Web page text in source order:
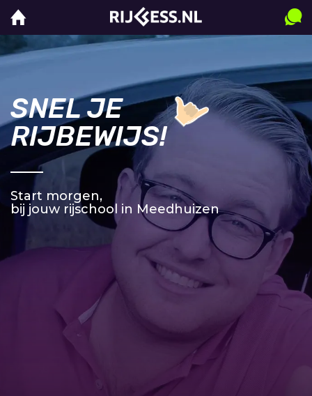
SNEL JE
RIJBEWIJS!
Start morgen,
bij jouw rijschool in Meedhuizen